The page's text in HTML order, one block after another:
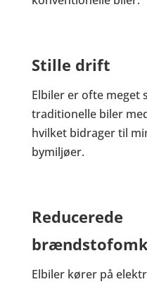
Stille drift
Elbiler er ofte meget
traditionelle biler
hvilket bidrager til
bymiljøer.
Reducerede
Elbiler kører på